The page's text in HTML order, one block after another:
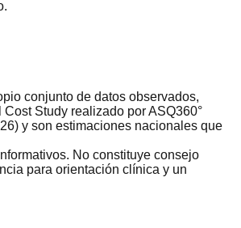
conjunto de datos observados,
Study realizado por ASQ360°
y son estimaciones nacionales que
No constituye consejo
para orientación clínica y un